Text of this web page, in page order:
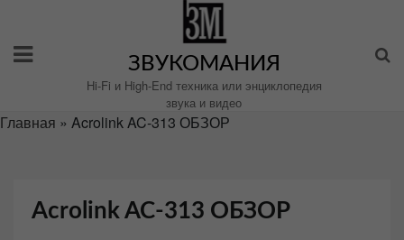
содержимому
ЗВУКОМАНИЯ
Hi-Fi и High-End техника или энциклопедия
звука и видео
Главная » Acrolink AC-313 ОБЗОР
Acrolink AC-313 ОБЗОР